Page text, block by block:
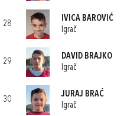
28
IVICA BAROVIĆ
Igrač
29
DAVID BRAJKO
Igrač
30
JURAJ BRAĆ
Igrač